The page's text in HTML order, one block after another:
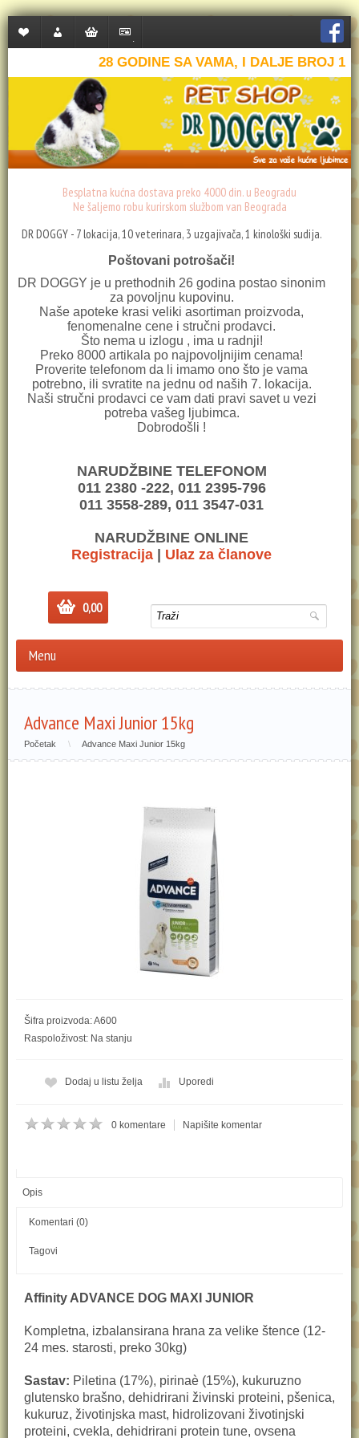
Plaćanje
28 GODINE SA VAMA, I DALJE BROJ 1
Besplatna kućna dostava preko 4000 din. u Beogradu
Ne šaljemo robu kurirskom službom van Beograda
DR DOGGY - 7 lokacija, 10 veterinara, 3 uzgajivača, 1 kinološki sudija.
Poštovani potrošači!
DR DOGGY je u prethodnih 26 godina postao sinonim
za povoljnu kupovinu.
Naše apoteke krasi veliki asortiman proizvoda,
fenomenalne cene i stručni prodavci.
Što nema u izlogu , ima u radnji!
Preko 8000 artikala po najpovoljnijim cenama!
Proverite telefonom da li imamo ono što je vama
potrebno, ili svratite na jednu od naših 7. lokacija.
Naši stručni prodavci ce vam dati pravi savet u vezi
potreba vašeg ljubimca.
Dobrodošli !
NARUDŽBINE TELEFONOM
011 2380 -222, 011 2395-796
011 3558-289, 011 3547-031
NARUDŽBINE ONLINE
Registracija | Ulaz za članove
0,00
Menu
Advance Maxi Junior 15kg
Početak \ Advance Maxi Junior 15kg
Šifra proizvoda: A600
Raspoloživost: Na stanju
Dodaj u listu želja Uporedi
0 komentare Napišite komentar
Opis
Komentari (0)
Tagovi
Affinity ADVANCE DOG MAXI JUNIOR
Kompletna, izbalansirana hrana za velike štence (12-
24 mes. starosti, preko 30kg)
Sastav: Piletina (17%), pirinaè (15%), kukuruzno
glutensko brašno, dehidrirani živinski proteini, pšenica,
kukuruz, životinjska mast, hidrolizovani životinjski
proteini, cvekla, dehidrirani protein tune, ovsena